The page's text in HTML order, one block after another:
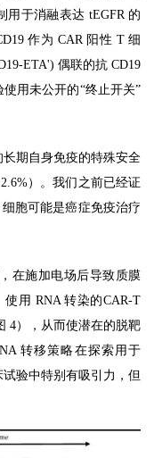
用于消融表达 tEGFR 的
作为 CAR 阳性 T 细
ETA') 偶联的抗 CD19
用未公开的“终止开关”
期自身免疫的特殊安全
）。我们之前已经证
胞可能是癌症免疫治疗
在施加电场后导致质膜
用 RNA 转染的CAR-T
4），从而使潜在的脱靶
转移策略在探索用于
验中特别有吸引力，但